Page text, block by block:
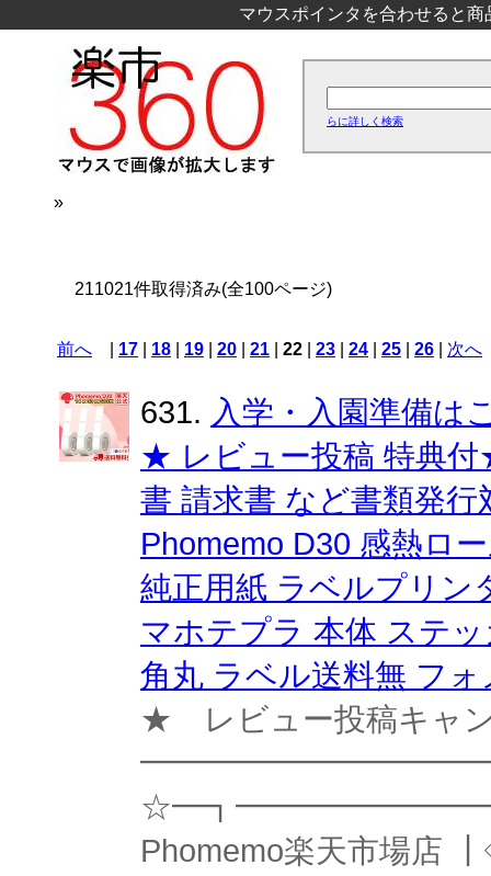
マウスポインタを合わせると
らに詳しく検索
»
211021件取得済み(全100ページ)
前へ 17 18 19 20 21 22 23 24 25 26 次へ
631. 入学・入園準備は
★ レビュー投稿 特典付
書 請求書 など書類発
Phomemo D30 感熱ロ
純正用紙 ラベルプリン
マホテプラ 本体 ステ
角丸 ラベル送料無 フォ
★ レビュー投稿キャ
Phomemo楽天市場店